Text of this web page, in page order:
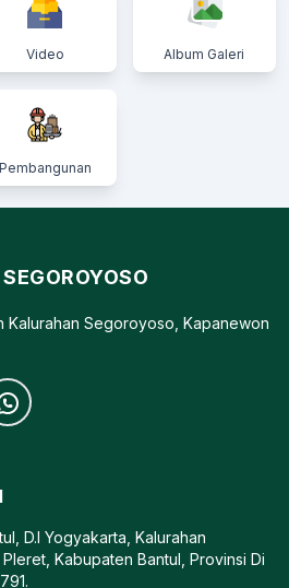
Video Album Galeri
Pembangunan
Kalurahan Segoroyoso, Kapanewon
D.I Yogyakarta, Kalurahan
Kabupaten Bantul, Provinsi Di